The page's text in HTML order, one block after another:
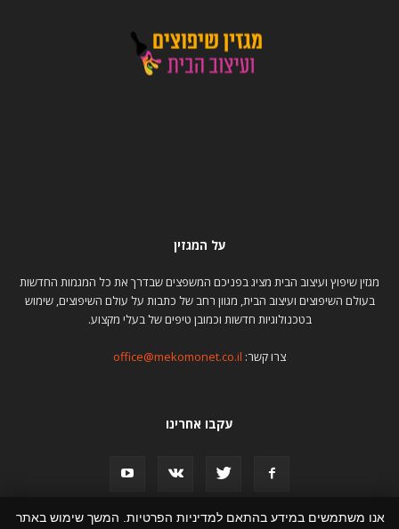
על המגזין
מגזין שיפוץ ועיצוב הבית מציג בפניכם המשפצים שבדרך את כל המגמות החדשות
בעולם השיפוצים ועיצוב הבית, מגוון רחב של כתבות על עולם השיפוצים, שימוש
בטכנולוגיות חדשות וכמובן טיפים של בעלי מקצוע.
צרו קשר: office@mekomonet.co.il
עקבו אחרינו
אנו משתמשים במידע בהתאם למדיניות הפרטיות. המשך שימוש באתר